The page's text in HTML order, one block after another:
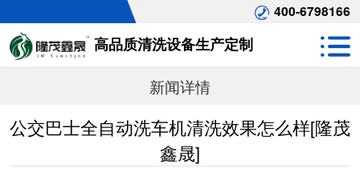
400-6798166
高品质清洗设备生产定制
新闻详情
公交巴士全自动洗车机清洗效果怎么样[隆茂
鑫晟]